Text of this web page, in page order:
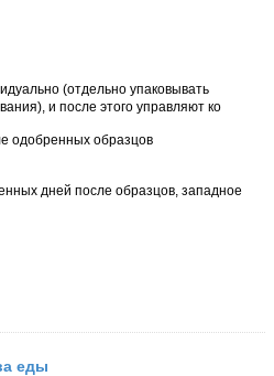
(отдельно упаковывать
и после этого управляют ко
одобренных образцов
дней после образцов, западное
еды